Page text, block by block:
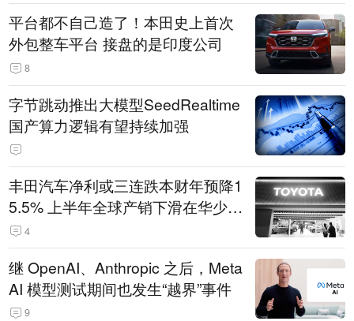
平台都不自己造了！本田史上首次
外包整车平台 接盘的是印度公司
8
字节跳动推出大模型SeedRealtime
国产算力逻辑有望持续加强
丰田汽车净利或三连跌本财年预降1
5.5% 上半年全球产销下滑在华少卖
14.3万辆
4
继 OpenAI、Anthropic 之后，Meta
AI 模型测试期间也发生“越界”事件
9